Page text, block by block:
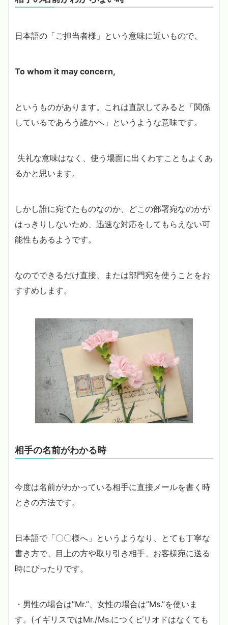
日本語の「ご担当者様」という意味に近いもので、
To whom it may concern,
というものがあります。これは直訳してみると「関係
しているであろう誰かへ」というような意味です。
失礼な意味はなく、使う場面に出くわすこともよくあ
るかと思います。
しかし誰に宛てたものなのか、どこの部署宛なのかが
はっきりしないため、迅速な対応をしてもらえない可
能性もあるようです。
なのでできるだけ直接、または部門宛を使うことをお
すすめします。
相手の名前がわかる時
今度は名前がわかっている相手に直接メールを書く時
ときの方法です。
日本語で「〇〇様へ」というようなり、とても丁寧な
書き方で、目上の方や取り引き相手、お客様宛に送る
時にぴったりです。
・男性の場合は”Mr.”、女性の場合は”Ms.”を使いま
す。(イギリスではMr./Ms.につくピリオドはなくても